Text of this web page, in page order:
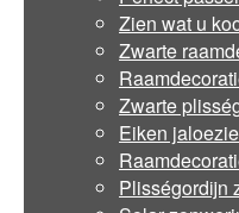
Zien wat u
Zwarte
Zwarte
Eiken
Plisségordijn